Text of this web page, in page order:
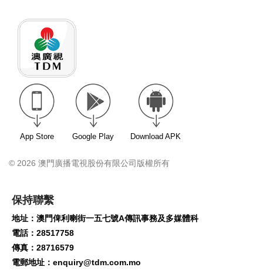
App Store Google Play Download APK
© 2026 澳門廣播電視股份有限公司版權所有
保持聯繫
地址：澳門俾利喇街一五七號A傳訊事務及多媒體科
電話：28517758
傳真：28716579
電郵地址： enquiry@tdm.com.mo